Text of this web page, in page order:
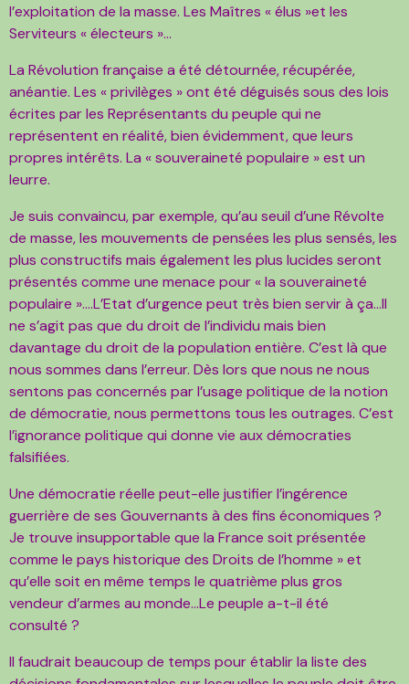
l’exploitation de la masse. Les Maîtres « élus »et les
Serviteurs « électeurs »…
La Révolution française a été détournée, récupérée,
anéantie. Les « privilèges » ont été déguisés sous des lois
écrites par les Représentants du peuple qui ne
représentent en réalité, bien évidemment, que leurs
propres intérêts. La « souveraineté populaire » est un
leurre.
Je suis convaincu, par exemple, qu’au seuil d’une Révolte
de masse, les mouvements de pensées les plus sensés, les
plus constructifs mais également les plus lucides seront
présentés comme une menace pour « la souveraineté
populaire »….L’Etat d’urgence peut très bien servir à ça…Il
ne s’agit pas que du droit de l’individu mais bien
davantage du droit de la population entière. C’est là que
nous sommes dans l’erreur. Dès lors que nous ne nous
sentons pas concernés par l’usage politique de la notion
de démocratie, nous permettons tous les outrages. C’est
l’ignorance politique qui donne vie aux démocraties
falsifiées.
Une démocratie réelle peut-elle justifier l’ingérence
guerrière de ses Gouvernants à des fins économiques ?
Je trouve insupportable que la France soit présentée
comme le pays historique des Droits de l’homme » et
qu’elle soit en même temps le quatrième plus gros
vendeur d’armes au monde…Le peuple a-t-il été
consulté ?
Il faudrait beaucoup de temps pour établir la liste des